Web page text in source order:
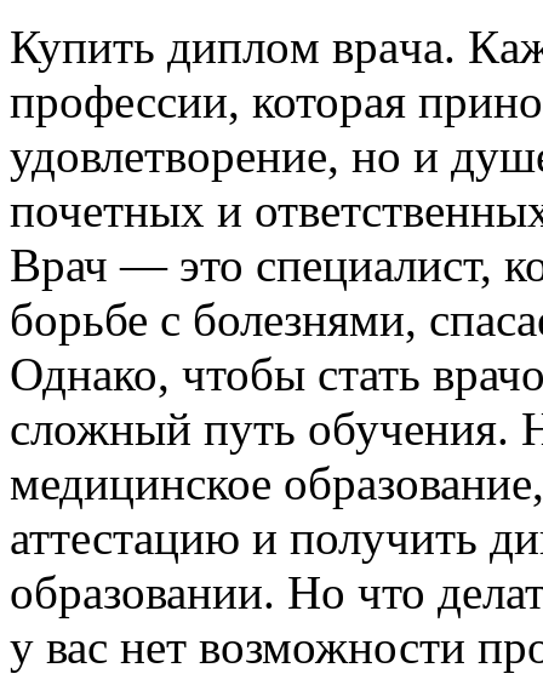
Купить диплoм врaчa.
профессии, которая
удовлетворение, но и
почетных и
Врач — это специалист,
борьбе с болезнями,
Однако, чтобы стать
сложный путь обучения.
медицинское
аттестацию и получить
образовании. Но что
у вас нет возможности